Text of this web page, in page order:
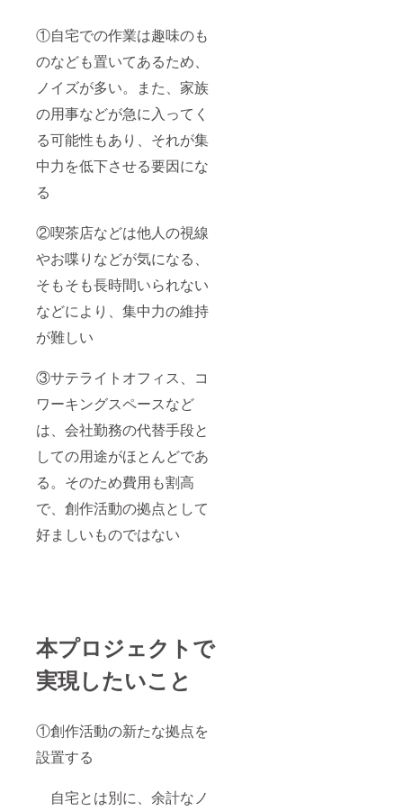
①自宅での作業は趣味のも
のなども置いてあるため、
ノイズが多い。また、家族
の用事などが急に入ってく
る可能性もあり、それが集
中力を低下させる要因にな
る
②喫茶店などは他人の視線
やお喋りなどが気になる、
そもそも長時間いられない
などにより、集中力の維持
が難しい
③サテライトオフィス、コ
ワーキングスペースなど
は、会社勤務の代替手段と
しての用途がほとんどであ
る。そのため費用も割高
で、創作活動の拠点として
好ましいものではない
本プロジェクトで
実現したいこと
①創作活動の新たな拠点を
設置する
自宅とは別に、余計なノ